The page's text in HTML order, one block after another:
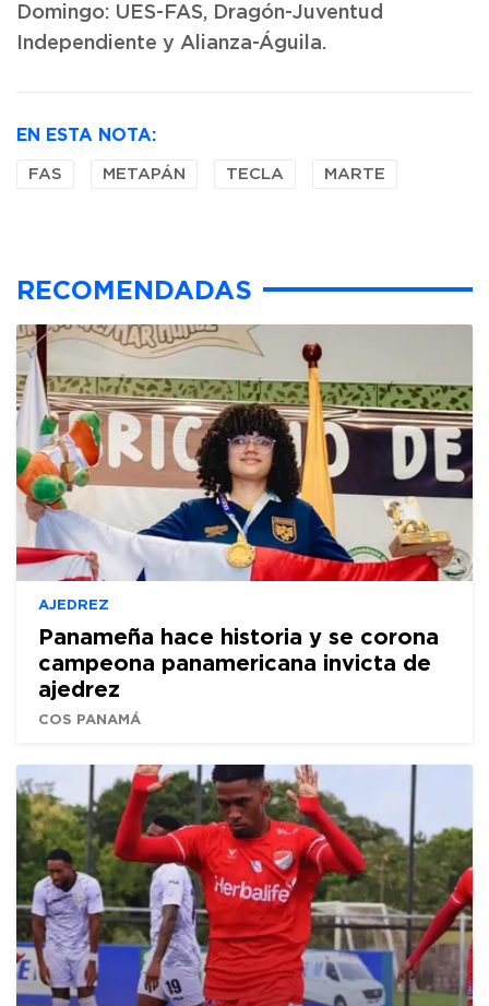
Domingo: UES-FAS, Dragón-Juventud
Independiente y Alianza-Águila.
EN ESTA NOTA:
FAS METAPÁN TECLA MARTE
RECOMENDADAS
AJEDREZ
Panameña hace historia y se corona
campeona panamericana invicta de
ajedrez
COS PANAMÁ